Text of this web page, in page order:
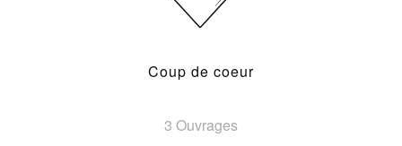
Coup de coeur
3 Ouvrages